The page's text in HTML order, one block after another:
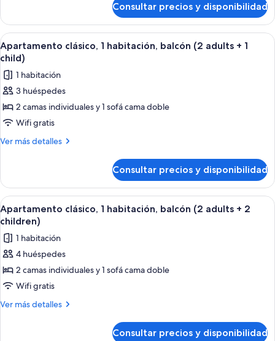
balcón
(2
adults)
clásico,
habitación,
balcón
adults)
Consultar precios y disponibilidad
Abrir
todas
las
fotos
de
Apartamento
clásico,
1
(2
adults
+
1
child)
Caja fuerte, cortinas opacas, wifi
9
Apartamento clásico, 1 habitación, balcón (2 adults + 1
child)
1 habitación
3 huéspedes
2 camas individuales y 1 sofá cama doble
Wifi gratis
Ver más detalles
Más
clásico,
habitación,
balcón
adults
+
child)
Consultar precios y disponibilidad
Abrir
todas
las
fotos
de
Apartamento
clásico,
1
Caja fuerte, cortinas opacas, wifi
9
Apartamento clásico, 1 habitación, balcón (2 adults + 2
children)
1 habitación
4 huéspedes
2 camas individuales y 1 sofá cama doble
Wifi gratis
Ver más detalles
Más
Consultar precios y disponibilidad